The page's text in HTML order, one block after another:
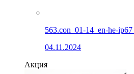
563.con_01-14_en-he-
04.11.2024
Акция